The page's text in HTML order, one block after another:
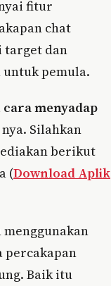
fitur
chat
target dan
pemula.
cara menyadap
nya. Silahkan
berikut
(Download Aplik
percakapan
Baik itu